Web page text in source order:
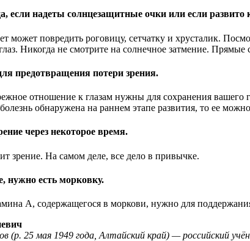
надеты солнцезащитные очки или если развито
может повредить роговицу, сетчатку и хрусталик.
Никогда не смотрите на солнечное затмение.
предотвращения потери зрения.
отношение к глазам нужны для сохранения
обнаружена на раннем этапе развития, то ее
через некоторое время.
зрение. На самом деле, все дело в привычке.
есть морковку.
A, содержащегося в моркови, нужно для
(р. 25 мая 1949 года, Алтайский край) — российский